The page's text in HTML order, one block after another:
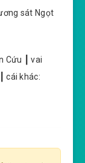
sát Ngọt
Cứu ┃ vai
cái khác: